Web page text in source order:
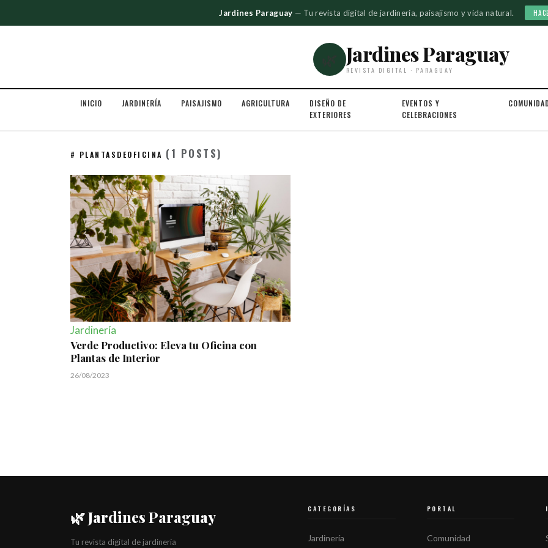
Jardines Paraguay — Tu revista digital de jardinería, paisajismo y vida natural.
🌿 Jardines Paraguay
REVISTA DIGITAL · PARAGUAY
INICIO JARDINERÍA PAISAJISMO AGRICULTURA
DISEÑO DE
EXTERIORES
EVENTOS Y
CELEBRACIONES
COMUNIDAD
# PLANTASDEOFICINA (1 POSTS)
Jardinería
Verde Productivo: Eleva tu Oficina con
Plantas de Interior
26/08/2023
🌿 Jardines Paraguay
Tu revista digital de jardinería
CATEGORÍAS
Jardinería
PORTAL
Comunidad